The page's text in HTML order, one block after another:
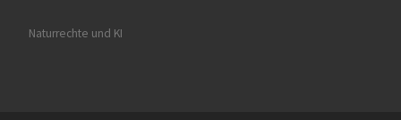
Naturrechte und KI